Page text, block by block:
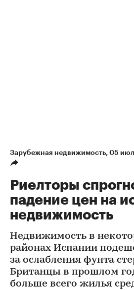
Зарубежная недвижимость⁠, 05
Риелторы
падение цен на
недвижимость
Недвижимость в
районах Испании
за ослабления фунта
Британцы в прошлом
больше всего жилья